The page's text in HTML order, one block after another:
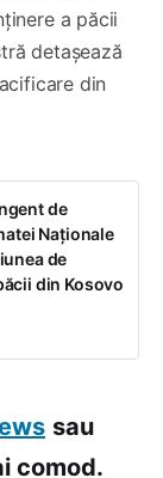
a păcii
detașează
din
de
Naționale
de
din Kosovo
sau
comod.